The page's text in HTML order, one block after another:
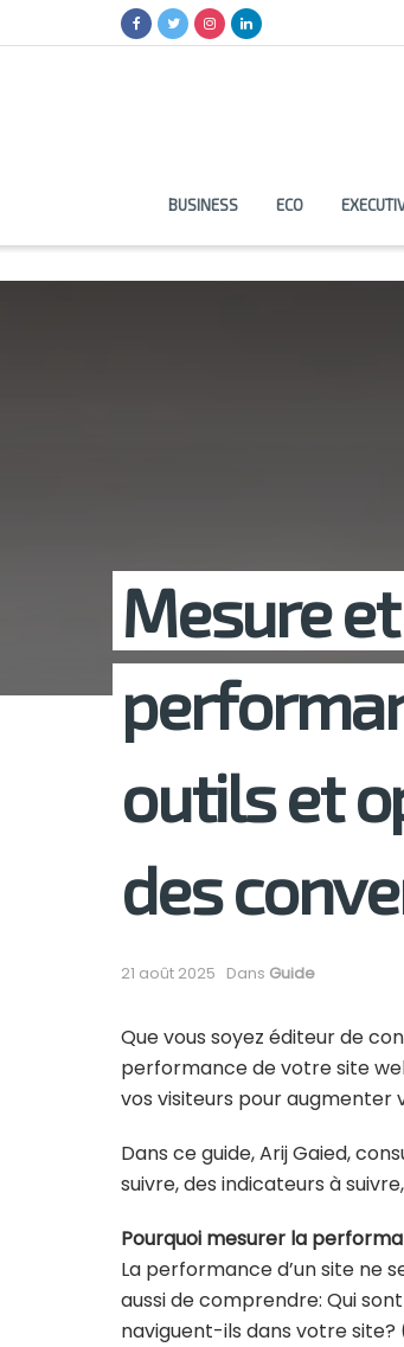
BUSINESS ECO
Mesure
outils et
des
21 août 2025 Dans Guide
Que vous soyez éditeur de
performance de votre site
vos visiteurs pour augmenter
Dans ce guide, Arij Gaied,
suivre, des indicateurs à
Pourquoi mesurer la
La performance d’un site ne
aussi de comprendre: Qui
naviguent-ils dans votre